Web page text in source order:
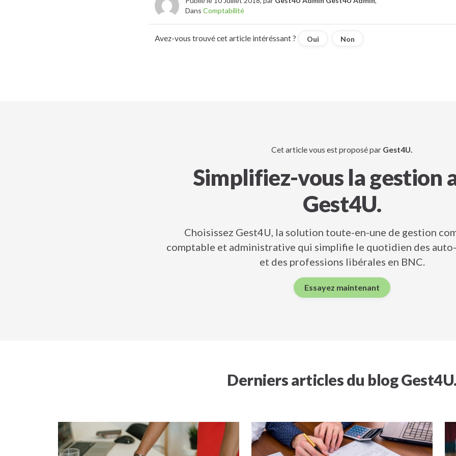
Dans Comptabilité
Avez-vous trouvé cet article intéréssant ? Oui Non
Cet article vous est proposé par Gest4U.
Simplifiez-vous la gestion
Gest4U.
Choisissez Gest4U, la solution toute-en-une de gestion
comptable et administrative qui simplifie le quotidien des
et des professions libérales en BNC.
Essayez maintenant
Derniers articles du blog